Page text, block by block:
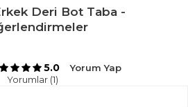
Deri Bot Taba -
5.0
Yorum Yap
Yorumlar (1)